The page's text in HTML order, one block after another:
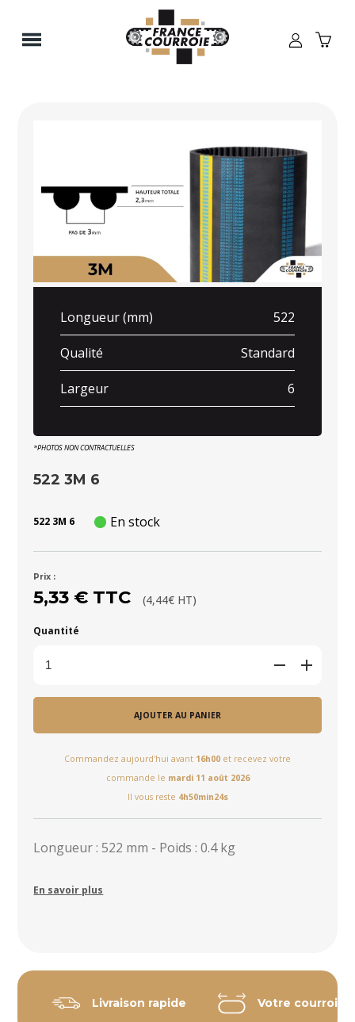
Longueur (mm) 522
Qualité Standard
Largeur 6
*PHOTOS NON CONTRACTUELLES
522 3M 6
522 3M 6 En stock
Prix :
5,33 € TTC (4,44€ HT)
Quantité
AJOUTER AU PANIER
Commandez aujourd'hui avant 16h00 et recevez votre
commande le mardi 11 août 2026
Il vous reste 4h50min23s
Longueur : 522 mm - Poids : 0.4 kg
En savoir plus
Livraison rapide Votre courroie
Panneau de gestion des cookies